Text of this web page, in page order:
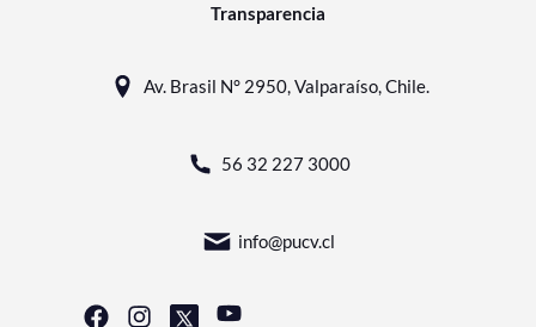
Transparencia
Av. Brasil N° 2950, Valparaíso, Chile.
56 32 227 3000
info@pucv.cl